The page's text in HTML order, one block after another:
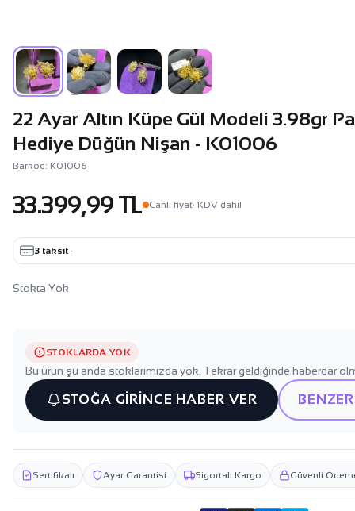
22 Ayar Altın Küpe Gül Modeli 3.98gr
Hediye Düğün Nişan - K01006
Barkod: K01006
33.399,99 TL Canli fiyat· KDV dahil
3 taksit ·
Stokta Yok
STOKLARDA YOK
Bu ürün şu anda stoklarımızda yok. Tekrar geldiğinde haberdar
STOĞA GİRİNCE HABER VER
Sertifikalı Ayar Garantisi Sigortalı Kargo Güvenli